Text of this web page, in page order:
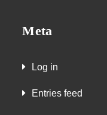
Meta
Log in
Entries feed